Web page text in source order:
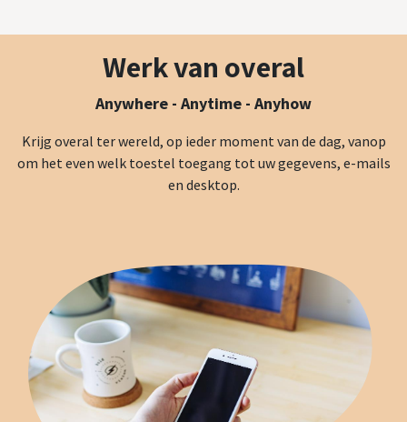
Werk van overal
Anywhere - Anytime - Anyhow
Krijg overal ter wereld, op ieder moment van de dag, vanop
om het even welk toestel toegang tot uw gegevens, e-mails
en desktop.